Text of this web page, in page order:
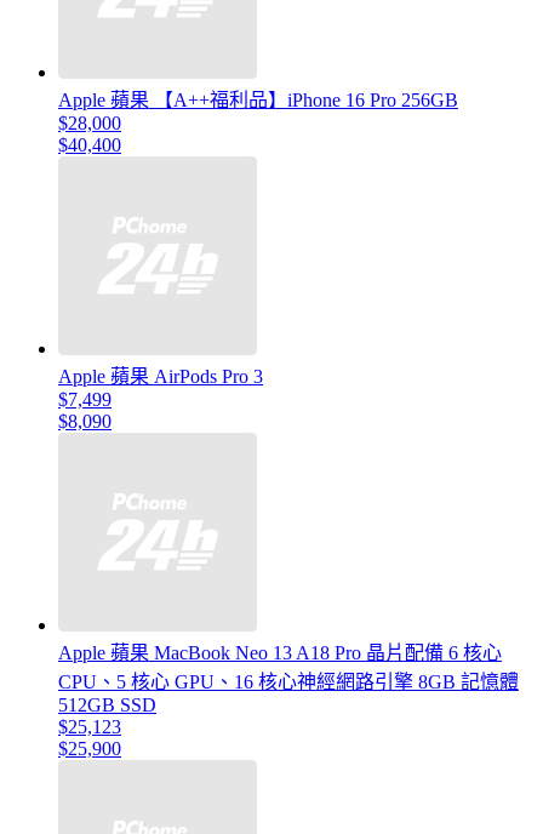
Apple 蘋果 【A++福利品】iPhone 16 Pro 256GB
$28,000
$40,400
Apple 蘋果 AirPods Pro 3
$7,499
$8,090
Apple 蘋果 MacBook Neo 13 A18 Pro 晶片配備 6 核心
CPU、5 核心 GPU、16 核心神經網路引擎 8GB 記憶體
512GB SSD
$25,123
$25,900